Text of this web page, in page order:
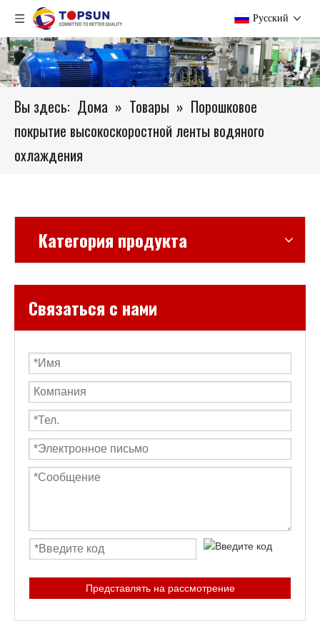
Pусский
Вы здесь: Дома » Товары » Порошковое
покрытие высокоскоростной ленты водяного
охлаждения
Категория продукта
Связаться с нами
Представлять на рассмотрение